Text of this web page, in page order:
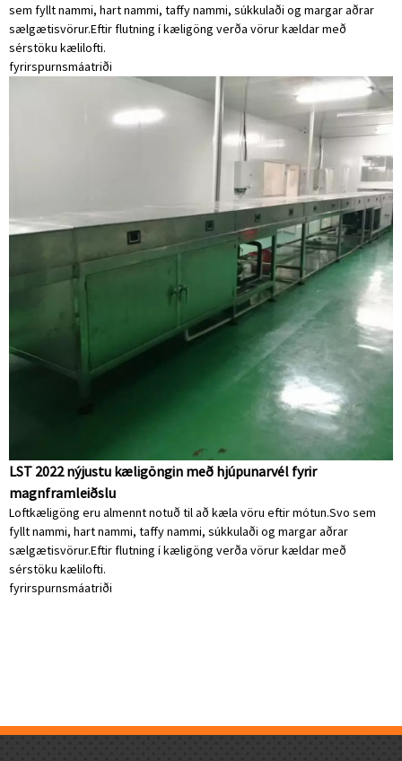
sem fyllt nammi, hart nammi, taffy nammi, súkkulaði og margar aðrar
sælgætisvörur.Eftir flutning í kæligöng verða vörur kældar með
sérstöku kælilofti.
fyrirspurnsmáatriði
LST 2022 nýjustu kæligöngin með hjúpunarvél fyrir
magnframleiðslu
Loftkæligöng eru almennt notuð til að kæla vöru eftir mótun.Svo sem
fyllt nammi, hart nammi, taffy nammi, súkkulaði og margar aðrar
sælgætisvörur.Eftir flutning í kæligöng verða vörur kældar með
sérstöku kælilofti.
fyrirspurnsmáatriði